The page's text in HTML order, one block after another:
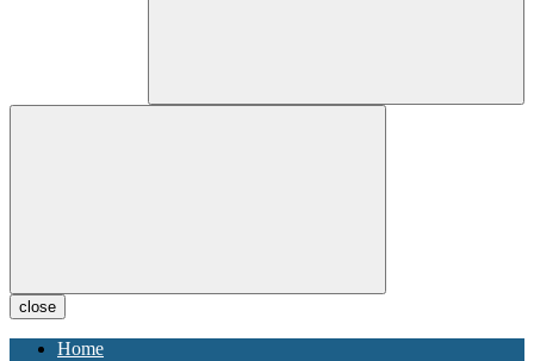
close
Home